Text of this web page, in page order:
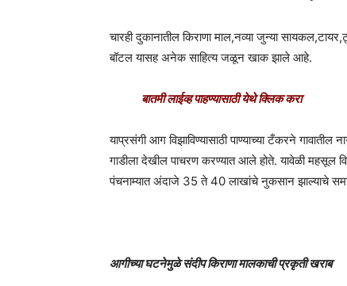
चारही दुकानातील किराणा माल,नव्या जुन्या
बॉटल यासह अनेक साहित्य जळून खाक झाले आहे.
बातमी लाईव्ह पाहण्यासाठी येथे क्लिक करा
याप्रसंगी आग विझाविण्यासाठी पाण्याच्या टँकरने
गाडीला देखील पाचरण करण्यात आले होते. यावेळी महसूल
पंचनाम्यात अंदाजे 35 ते 40 लाखांचे नुकसान झाल्याचे
आगीच्या घटनेमुळे संदीप किराणा मालकाची प्रकृती खराब